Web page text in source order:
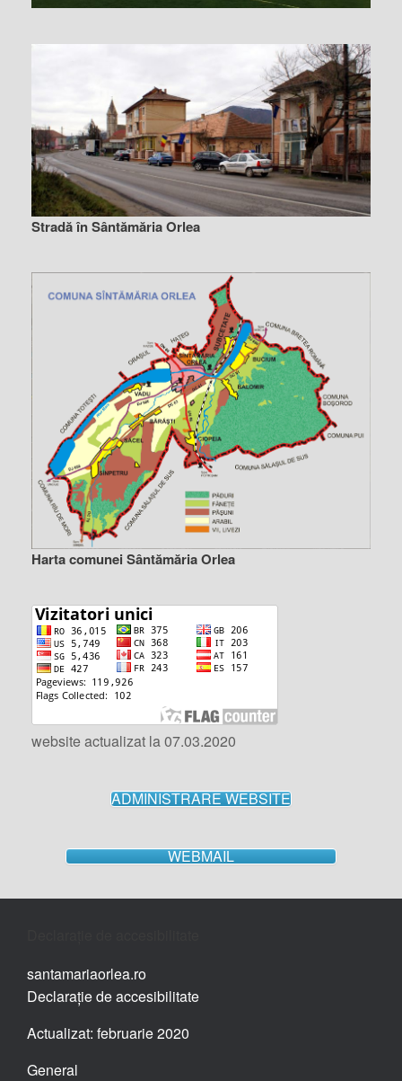
Stradă în Sântămăria Orlea
Harta comunei Sântămăria Orlea
website actualizat la 07.03.2020
ADMINISTRARE WEBSITE
WEBMAIL
santamariaorlea.ro
Declarație de accesibilitate
Actualizat: februarie 2020
General